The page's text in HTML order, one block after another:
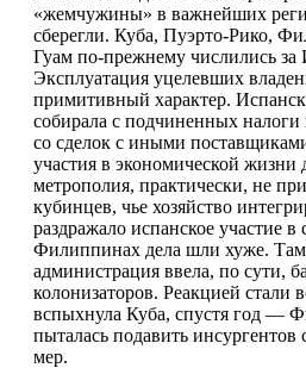
«жемчужины» в важнейших
сберегли. Куба, Пуэрто-Рико,
Гуам по-прежнему числились за
Эксплуатация уцелевших
примитивный характер.
собирала с подчиненных
со сделок с иными
участия в экономической жизни
метрополия, практически, не
кубинцев, чье хозяйство
раздражало испанское участие в
Филиппинах дела шли хуже. Там
администрация ввела, по сути,
колонизаторов. Реакцией стали
вспыхнула Куба, спустя год —
пыталась подавить
мер.